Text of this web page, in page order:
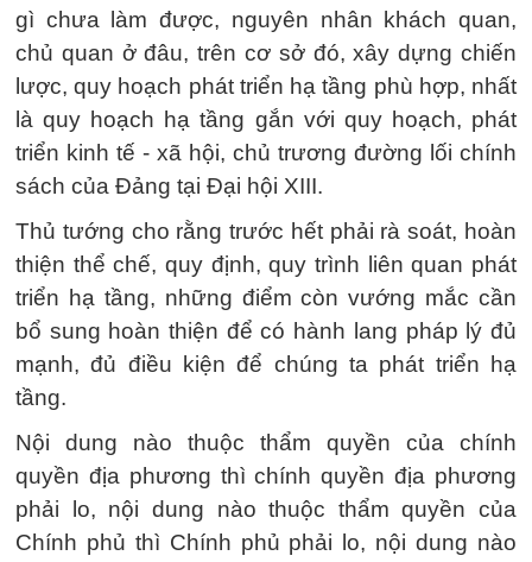
gì chưa làm được, nguyên nhân khách quan,
chủ quan ở đâu, trên cơ sở đó, xây dựng chiến
lược, quy hoạch phát triển hạ tầng phù hợp, nhất
là quy hoạch hạ tầng gắn với quy hoạch, phát
triển kinh tế - xã hội, chủ trương đường lối chính
sách của Đảng tại Đại hội XIII.
Thủ tướng cho rằng trước hết phải rà soát, hoàn
thiện thể chế, quy định, quy trình liên quan phát
triển hạ tầng, những điểm còn vướng mắc cần
bổ sung hoàn thiện để có hành lang pháp lý đủ
mạnh, đủ điều kiện để chúng ta phát triển hạ
tầng.
Nội dung nào thuộc thẩm quyền của chính
quyền địa phương thì chính quyền địa phương
phải lo, nội dung nào thuộc thẩm quyền của
Chính phủ thì Chính phủ phải lo, nội dung nào